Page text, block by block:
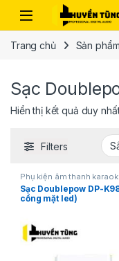
Trang chủ Sản
Sạc
Hiển thị kết quả duy
Filters
Phụ kiện âm thanh
Sạc Doublepow DP-
cổng mặt led)